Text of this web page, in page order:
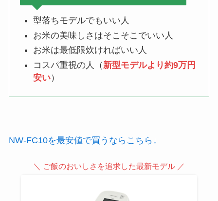
型落ちモデルでもいい人
お米の美味しさはそこそこでいい人
お米は最低限炊ければいい人
コスパ重視の人（ 新型モデルより約9万円
安い）
NW-FC10を最安値で買うならこちら↓
＼ ご飯のおいしさを追求した最新モデル ／